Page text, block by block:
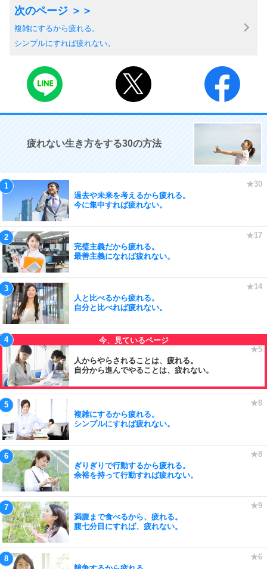
複雑にするから疲れる。
シンプルにすれば疲れない。
疲れない生き方をする30の方法
過去や未来を考えるから疲れる。
今に集中すれば疲れない。
完璧主義だから疲れる。
最善主義になれば疲れない。
人と比べるから疲れる。
自分と比べれば疲れない。
人からやらされることは、疲れる。
自分から進んでやることは、疲れない。
複雑にするから疲れる。
シンプルにすれば疲れない。
ぎりぎりで行動するから疲れる。
余裕を持って行動すれば疲れない。
満腹まで食べるから、疲れる。
腹七分目にすれば、疲れない。